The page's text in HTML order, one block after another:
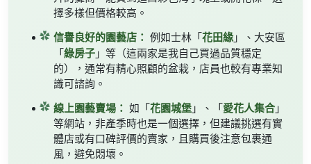
擇多樣但價格較高。
信譽良好的園藝店： 例如士林「 花田緣 」、大安區
「 綠房子 」等（這兩家是我自己買過品質穩定
的），通常有精心照顧的盆栽，店員也較有專業知
識可諮詢。
線上園藝賣場： 如「 花園城堡 」、「 愛花人集合 」
等網站，非產季時也是一個選擇，但建議挑選有實
體店或有口碑評價的賣家，且購買後注意包裹通
風，避免悶壞。